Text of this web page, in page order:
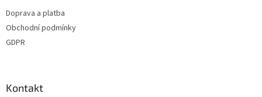
Doprava a platba
Obchodní podmínky
GDPR
Kontakt